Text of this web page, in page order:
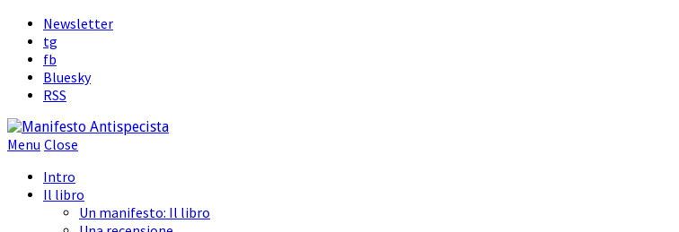
Newsletter
tg
fb
Bluesky
RSS
Menu Close
Intro
Il libro
Un manifesto: Il libro